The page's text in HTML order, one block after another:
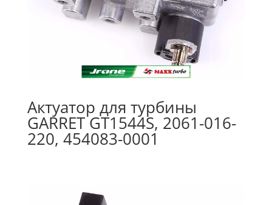
Актуатор для турбины
GARRET GT1544S, 2061-016-
220, 454083-0001